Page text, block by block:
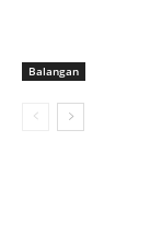
Balangan